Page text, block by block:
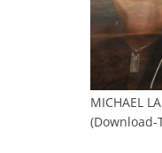
MICHAEL
(Download-